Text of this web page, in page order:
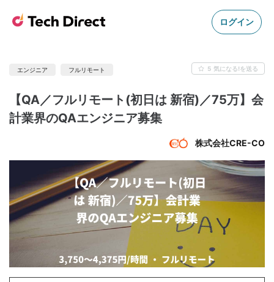
ログイン
エンジニア フルリモート 5 気になる!を送る
【QA／フルリモート(初日は 新宿)／75万】会
計業界のQAエンジニア募集
株式会社CRE-CO